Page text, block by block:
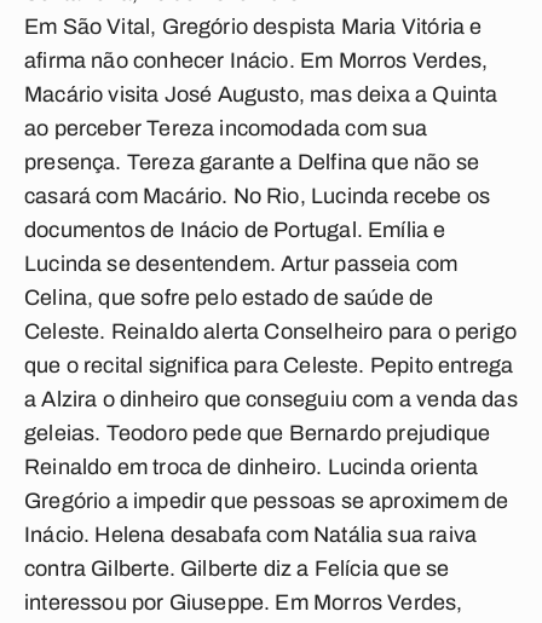
Em São Vital, Gregório despista Maria Vitória e
afirma não conhecer Inácio. Em Morros Verdes,
Macário visita José Augusto, mas deixa a Quinta
ao perceber Tereza incomodada com sua
presença. Tereza garante a Delfina que não se
casará com Macário. No Rio, Lucinda recebe os
documentos de Inácio de Portugal. Emília e
Lucinda se desentendem. Artur passeia com
Celina, que sofre pelo estado de saúde de
Celeste. Reinaldo alerta Conselheiro para o perigo
que o recital significa para Celeste. Pepito entrega
a Alzira o dinheiro que conseguiu com a venda das
geleias. Teodoro pede que Bernardo prejudique
Reinaldo em troca de dinheiro. Lucinda orienta
Gregório a impedir que pessoas se aproximem de
Inácio. Helena desabafa com Natália sua raiva
contra Gilberte. Gilberte diz a Felícia que se
interessou por Giuseppe. Em Morros Verdes,